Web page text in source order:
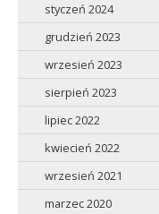
styczeń 2024
grudzień 2023
wrzesień 2023
sierpień 2023
lipiec 2022
kwiecień 2022
wrzesień 2021
marzec 2020